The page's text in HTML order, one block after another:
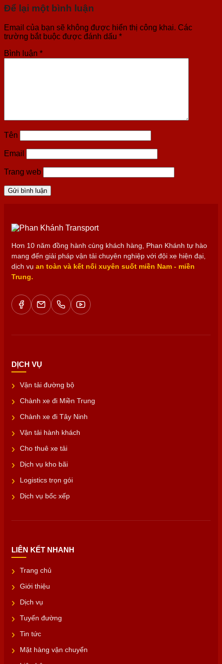
Để lại một bình luận
Email của bạn sẽ không được hiển thị công khai. Các
trường bắt buộc được đánh dấu *
Bình luận *
Tên
Email
Trang web
Hơn 10 năm đồng hành cùng khách hàng, Phan Khánh tự hào
mang đến giải pháp vận tải chuyên nghiệp với đội xe hiện đại,
dịch vụ an toàn và kết nối xuyên suốt miền Nam - miền
Trung.
DỊCH VỤ
Vận tải đường bộ
Chành xe đi Miền Trung
Chành xe đi Tây Ninh
Vận tải hành khách
Cho thuê xe tải
Dịch vụ kho bãi
Logistics trọn gói
Dịch vụ bốc xếp
LIÊN KẾT NHANH
Trang chủ
Giới thiệu
Dịch vụ
Tuyến đường
Tin tức
Mặt hàng vận chuyển